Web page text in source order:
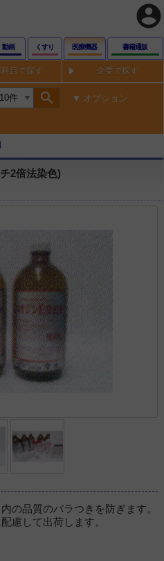
account_circle
動画 くすり 医療機器 書籍通販
目で探す 企業で探す
search オプション
2倍法染色)
の品質のバラつきを防ぎます。
慮して出荷します。